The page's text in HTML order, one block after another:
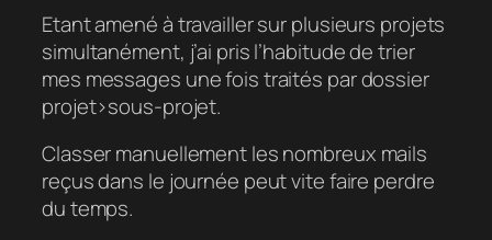
Etant amené à travailler sur plusieurs projets
simultanément, j’ai pris l’habitude de trier
mes messages une fois traités par dossier
projet>sous-projet.
Classer manuellement les nombreux mails
reçus dans le journée peut vite faire perdre
du temps.